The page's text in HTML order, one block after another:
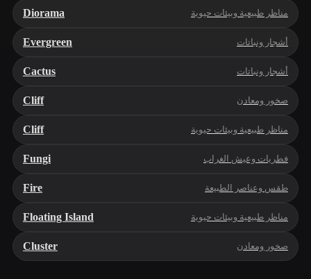
Diorama مناظر طبيعية وبيئات حيوية
Evergreen أشجار ونباتات
Cactus أشجار ونباتات
Cliff صخور ومعادن
Cliff مناظر طبيعية وبيئات حيوية
Fungi فطريات وعيش الغراب
Fire طقس وعناصر الطبيعة
Floating Island مناظر طبيعية وبيئات حيوية
Cluster صخور ومعادن